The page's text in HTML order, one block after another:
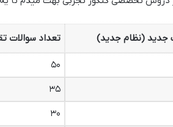
(نظام جدید) تعداد سوالات
۵۰
۳۵
۳۰